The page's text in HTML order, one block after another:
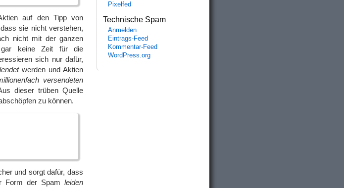
auf den Tipp von
sie nicht verstehen,
nicht mit der ganzen
gar keine Zeit für die
sich nur dafür,
werden und Aktien
versendeten
dieser trüben Quelle
zu können.
und sorgt dafür, dass
Form der Spam leiden
Pixelfed
Technische Spam
Anmelden
Eintrags-Feed
Kommentar-Feed
WordPress.org